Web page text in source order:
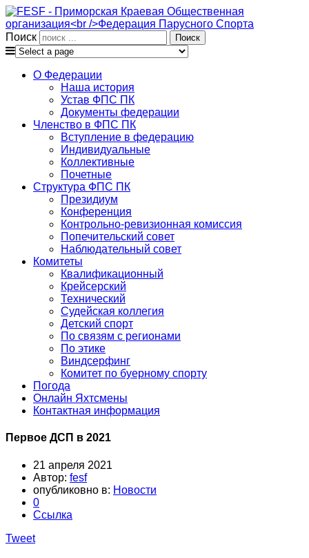
Поиск
О Федерации
Наша история
Устав ФПС ПК
Документы федерации
Членство в ФПС ПК
Вступление в федерацию
Индивидуальные
Коллективные
Почетные
Структура ФПС ПК
Президиум
Конференция
Контрольно-ревизионная комиссия
Попечительский совет
Наблюдательный совет
Комитеты
Квалификационный
Крейсерский
Технический
Судейская коллегия
Детский спорт
По связям с регионами
По этике
Виндсерфинг
Комитет по буерному спорту
Погода
Онлайн Яхтсмены
Контактная информация
Первое ДСП в 2021
21 апреля 2021
Автор: fesf
опубликовно в: Новости
0
Ссылка
Tweet